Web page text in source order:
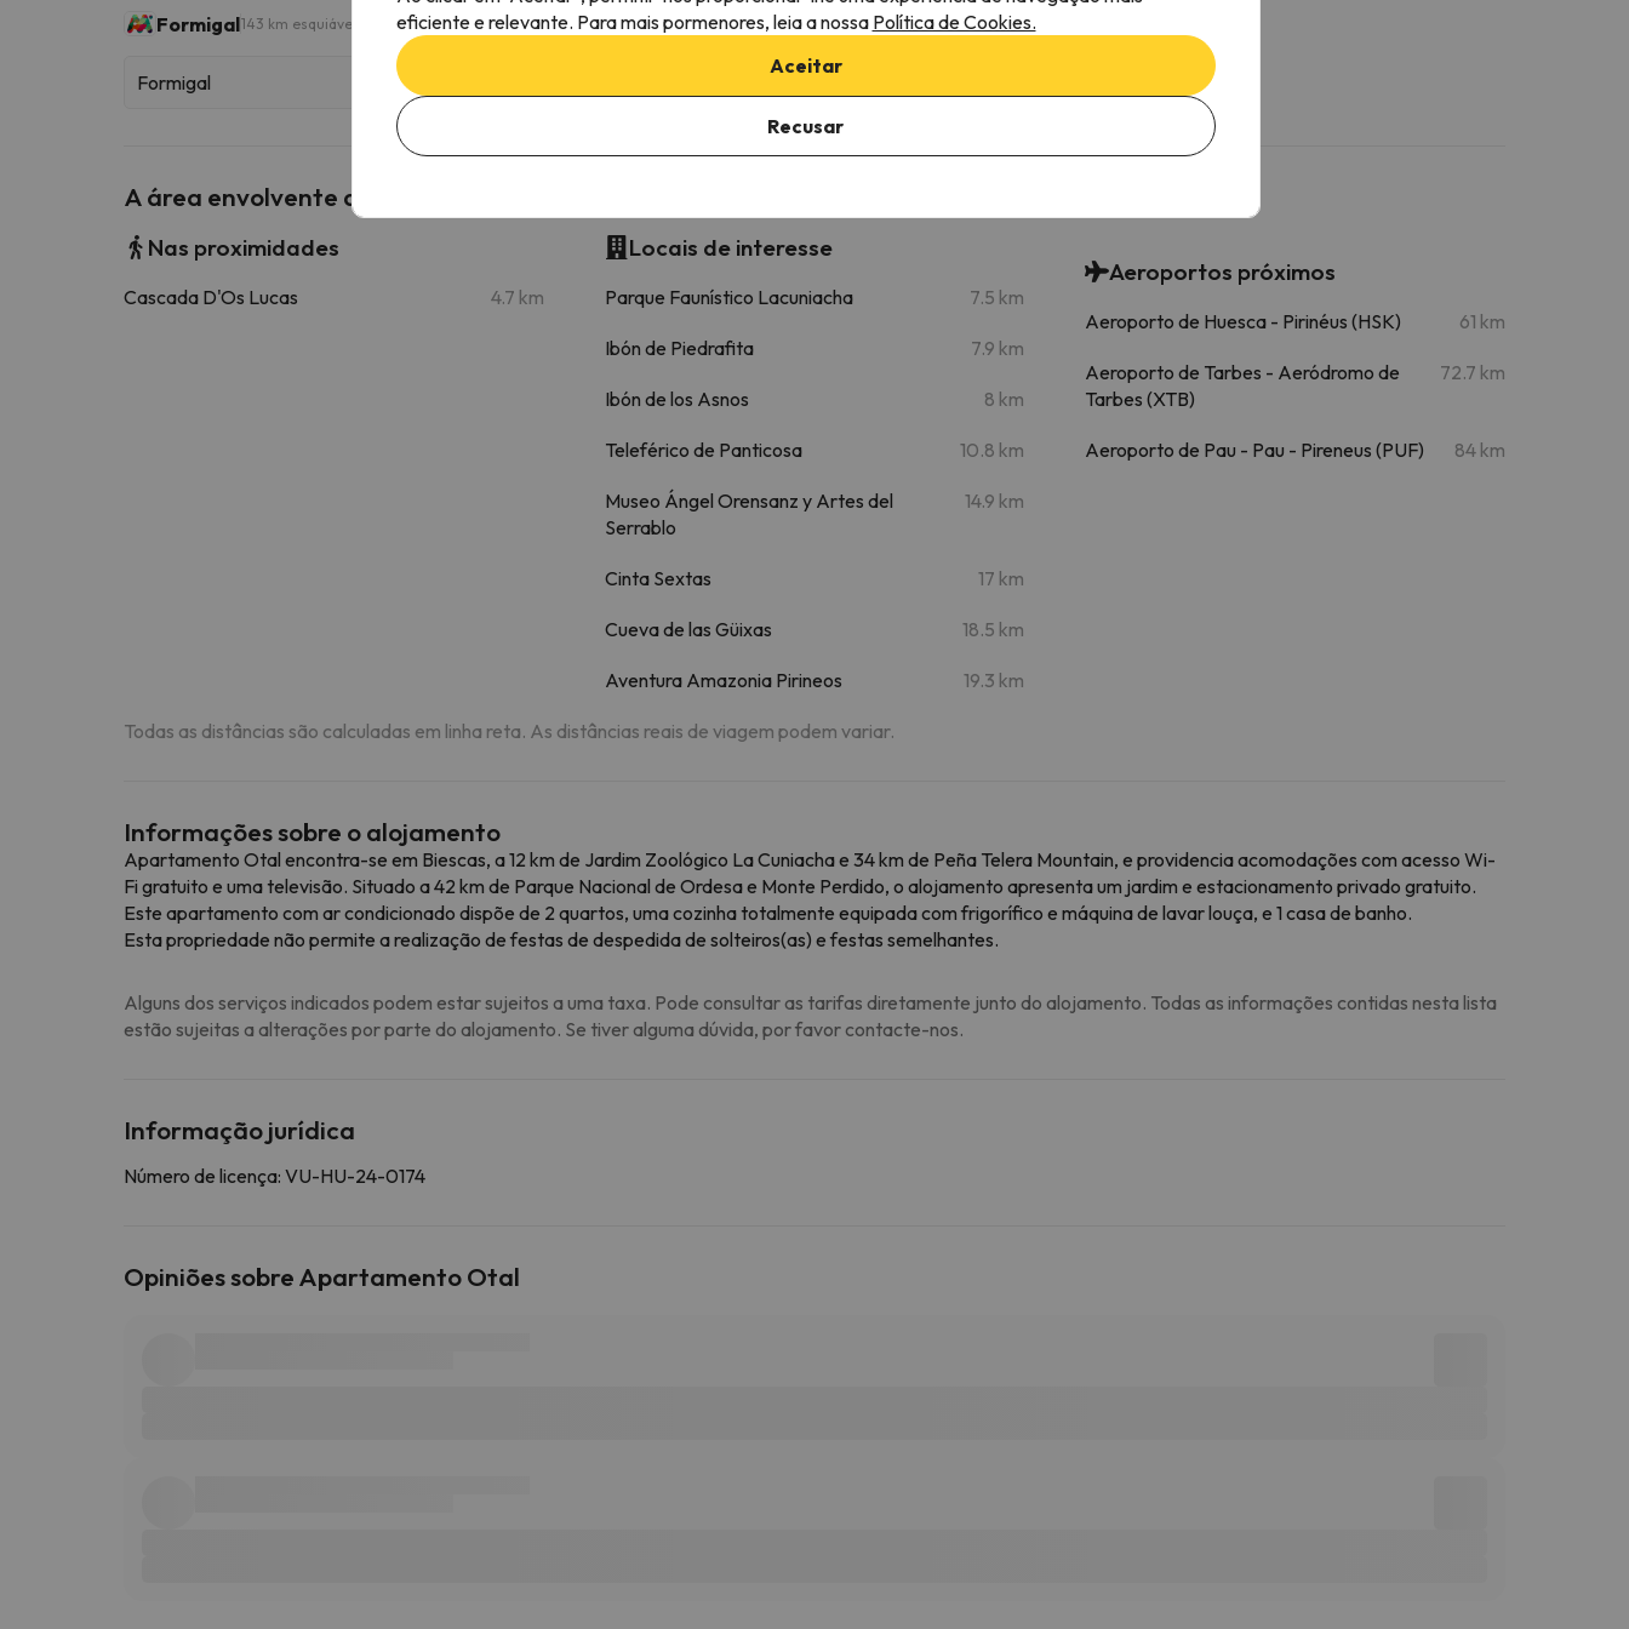
Formigal143 km esquiáveis
Formigal
A área envolvente do Apartamento Otal
Nas proximidades
Cascada D'Os Lucas 4.7 km
Locais de interesse
Parque Faunístico Lacuniacha 7.5 km
Ibón de Piedrafita 7.9 km
Ibón de los Asnos 8 km
Teleférico de Panticosa 10.8 km
Museo Ángel Orensanz y Artes del
Serrablo
14.9 km
Cinta Sextas 17 km
Cueva de las Güixas 18.5 km
Aventura Amazonia Pirineos 19.3 km
Aeroportos próximos
Aeroporto de Huesca - Pirinéus (HSK) 61 km
Aeroporto de Tarbes - Aeródromo de
Tarbes (XTB)
72.7 km
Aeroporto de Pau - Pau - Pireneus (PUF) 84 km
Todas as distâncias são calculadas em linha reta. As distâncias reais de viagem podem variar.
Informações sobre o alojamento
Apartamento Otal encontra-se em Biescas, a 12 km de Jardim Zoológico La Cuniacha e 34 km de Peña Telera Mountain, e providencia acomodações com acesso Wi-
Fi gratuito e uma televisão. Situado a 42 km de Parque Nacional de Ordesa e Monte Perdido, o alojamento apresenta um jardim e estacionamento privado gratuito.
Este apartamento com ar condicionado dispõe de 2 quartos, uma cozinha totalmente equipada com frigorífico e máquina de lavar louça, e 1 casa de banho.
Esta propriedade não permite a realização de festas de despedida de solteiros(as) e festas semelhantes.
Alguns dos serviços indicados podem estar sujeitos a uma taxa. Pode consultar as tarifas diretamente junto do alojamento. Todas as informações contidas nesta lista
estão sujeitas a alterações por parte do alojamento. Se tiver alguma dúvida, por favor contacte-nos.
Informação jurídica
Número de licença: VU-HU-24-0174
Opiniões sobre Apartamento Otal
eficiente e relevante. Para mais pormenores, leia a nossa Política de Cookies.
Aceitar
Recusar